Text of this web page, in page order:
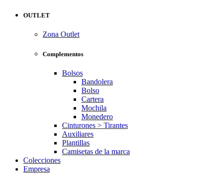
OUTLET
Zona Outlet
Complementos
Bolsos
Bandolera
Bolso
Cartera
Mochila
Monedero
Cinturones > Tirantes
Auxiliares
Plantillas
Camisetas de la marca
Colecciones
Empresa